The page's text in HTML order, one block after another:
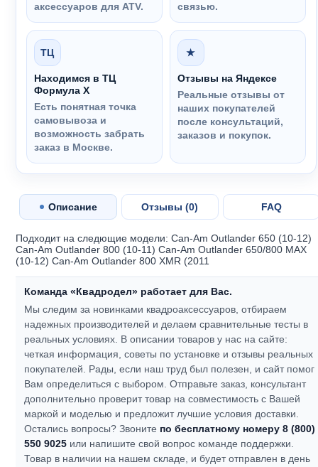
аксессуаров для ATV.
связью.
ТЦ
Находимся в ТЦ
Формула Х
Есть понятная точка
самовывоза и
возможность забрать
заказ в Москве.
★
Отзывы на Яндексе
Реальные отзывы от
наших покупателей
после консультаций,
заказов и покупок.
Описание Отзывы (0) FAQ
Подходит на следющие модели: Can-Am Outlander 650 (10-12)
Can-Am Outlander 800 (10-11) Can-Am Outlander 650/800 MAX
(10-12) Can-Am Outlander 800 XMR (2011
Команда «Квадродел» работает для Вас.
Мы следим за новинками квадроаксессуаров, отбираем
надежных производителей и делаем сравнительные тесты в
реальных условиях. В описании товаров у нас на сайте:
четкая информация, советы по установке и отзывы реальных
покупателей. Рады, если наш труд был полезен, и сайт помог
Вам определиться с выбором.Отправьте заказ, консультант
дополнительно проверит товар на совместимость с Вашей
маркой и моделью и предложит лучшие условия доставки.
Остались вопросы? Звоните по бесплатному номеру 8 (800)
550 9025 или напишите свой вопрос команде поддержки.
Товар в наличии на нашем складе, и будет отправлен в день